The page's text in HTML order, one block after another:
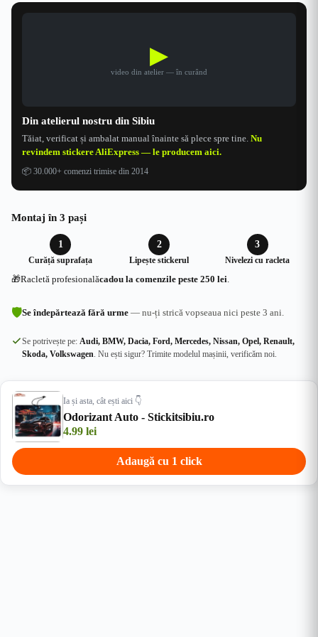
▶
video din atelier — în curând
Din atelierul nostru din Sibiu
Tăiat, verificat și ambalat manual înainte să plece spre tine. Nu
revindem stickere AliExpress — le producem aici.
📦 30.000+ comenzi trimise din 2014
Montaj în 3 pași
1
Curăță suprafața
2
Lipește stickerul
3
Nivelezi cu racleta
🎁Racletă profesionalăcadou la comenzile peste 250 lei
🛡Se îndepărtează fără urme — nu-ți strică vopseaua nici peste 3 ani.
Se potrivește pe: Audi, BMW, Dacia, Ford, Mercedes, Nissan, Opel, Renault,
Skoda, Volkswagen . Nu ești sigur? Trimite modelul mașinii, verificăm noi.
Ia și asta, cât ești aici 👇
Odorizant Auto - Stickitsibiu.ro
4.99 lei
Adaugă cu 1 click